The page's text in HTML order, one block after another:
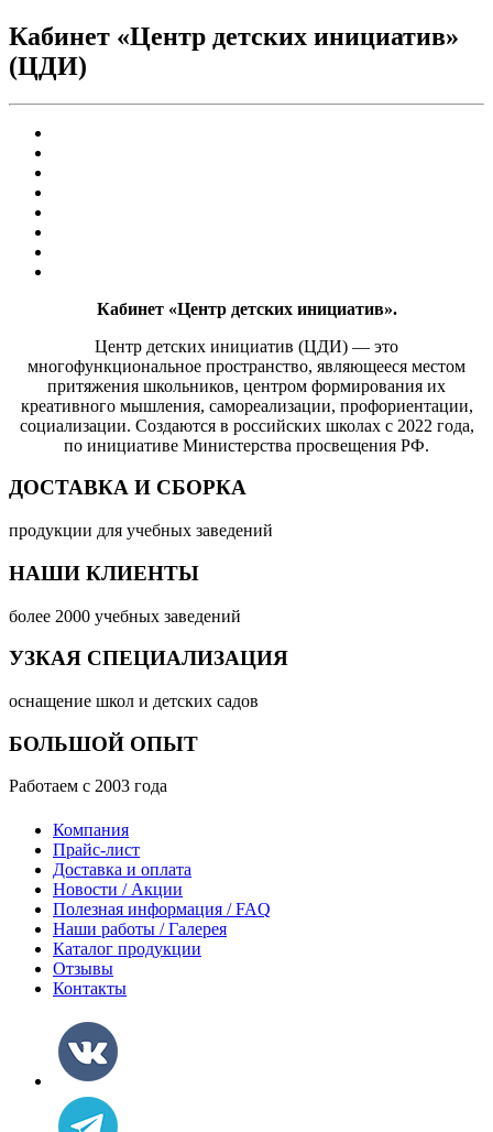
Кабинет «Центр детских инициатив»
(ЦДИ)
Кабинет «Центр детских инициатив».
Центр детских инициатив (ЦДИ) — это
многофункциональное пространство, являющееся местом
притяжения школьников, центром формирования их
креативного мышления, самореализации, профориентации,
социализации. Создаются в российских школах с 2022 года,
по инициативе Министерства просвещения РФ.
ДОСТАВКА И СБОРКА
продукции для учебных заведений
НАШИ КЛИЕНТЫ
более 2000 учебных заведений
УЗКАЯ СПЕЦИАЛИЗАЦИЯ
оснащение школ и детских садов
БОЛЬШОЙ ОПЫТ
Работаем с 2003 года
Компания
Прайс-лист
Доставка и оплата
Новости / Акции
Полезная информация / FAQ
Наши работы / Галерея
Каталог продукции
Отзывы
Контакты